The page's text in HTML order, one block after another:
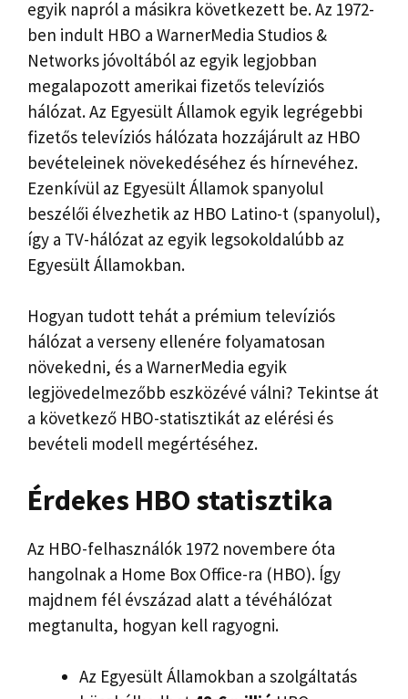
egyik napról a másikra következett be. Az 1972-
ben indult HBO a WarnerMedia Studios &
Networks jóvoltából az egyik legjobban
megalapozott amerikai fizetős televíziós
hálózat. Az Egyesült Államok egyik legrégebbi
fizetős televíziós hálózata hozzájárult az HBO
bevételeinek növekedéséhez és hírnevéhez.
Ezenkívül az Egyesült Államok spanyolul
beszélői élvezhetik az HBO Latino-t (spanyolul),
így a TV-hálózat az egyik legsokoldalúbb az
Egyesült Államokban.
Hogyan tudott tehát a prémium televíziós
hálózat a verseny ellenére folyamatosan
növekedni, és a WarnerMedia egyik
legjövedelmezőbb eszközévé válni? Tekintse át
a következő HBO-statisztikát az elérési és
bevételi modell megértéséhez.
Érdekes HBO statisztika
Az HBO-felhasználók 1972 novembere óta
hangolnak a Home Box Office-ra (HBO). Így
majdnem fél évszázad alatt a tévéhálózat
megtanulta, hogyan kell ragyogni.
Az Egyesült Államokban a szolgáltatás